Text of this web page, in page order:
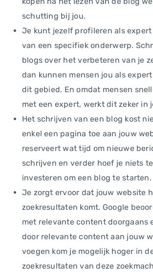
schutting bij jou.
Je kunt jezelf profileren als
van een specifiek onderwerp.
blogs over het verbeteren van je
dan kunnen mensen jou als
dit gebied. En omdat mensen
met een expert, werkt dit zeker in
Het schrijven van een blog kost
enkel een pagina toe aan jouw
reserveert wat tijd om nieuwe
schrijven en verder hoef je niets
investeren om een blog te starten.
Je zorgt ervoor dat jouw website
zoekresultaten komt. Google
met relevante content doorgaans
door relevante content aan jouw
voegen kom je mogelijk hoger in
zoekresultaten van deze